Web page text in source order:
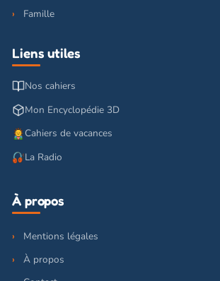
Famille
Liens utiles
Nos cahiers
Mon Encyclopédie 3D
Cahiers de vacances
La Radio
À propos
Mentions légales
À propos